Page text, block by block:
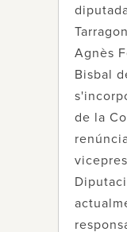
Agnès
Bisbal
de la